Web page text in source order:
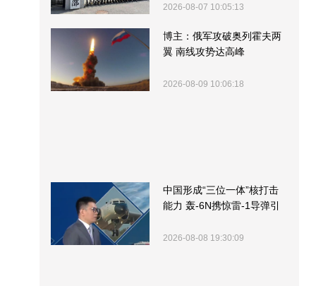
2026-08-07 10:05:13
博主：俄军攻破奥列霍夫两
翼 南线攻势达高峰
2026-08-09 10:06:18
中国形成“三位一体”核打击
能力 轰-6N携惊雷-1导弹引
2026-08-08 19:30:09